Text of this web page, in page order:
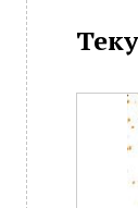
бонусы,
• До
• 45%
• 5%
•
•
•